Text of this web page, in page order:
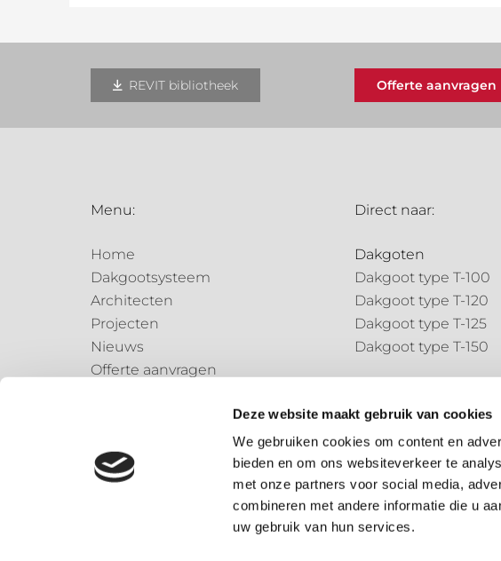
Deze website maakt gebruik van cookies
We gebruiken cookies om content en
bieden en om ons websiteverkeer te
met onze partners voor social media,
combineren met andere informatie die u
uw gebruik van hun services.
REVIT bibliotheek Offerte aanvragen
Menu:
Home
Dakgootsysteem
Architecten
Projecten
Nieuws
Offerte aanvragen
Direct naar:
Dakgoten
Dakgoot type T-100
Dakgoot type T-120
Dakgoot type T-125
Dakgoot type T-150
Regenpijp type N-70
Regenpijp type N-85
Speciale onderdelen
Speciale onderdelen